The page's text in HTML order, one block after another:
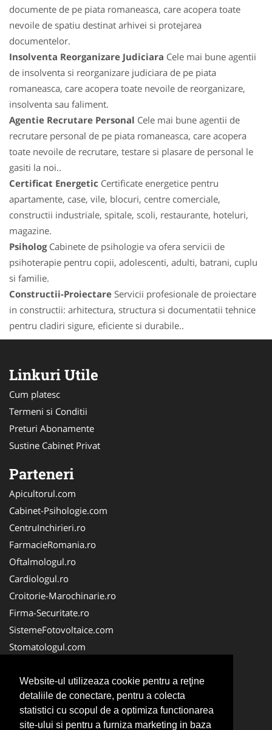
Website-ul utilizeaza cookie pentru a reţine
detaliile de conectare, pentru a colecta
statistici cu scopul de a optimiza functionarea
site-ului si pentru a furniza marketing in baza
documente de pe piata romaneasca, care acopera toate
nevoile de spatiu destinat arhivei si protejarea
documentelor.
Insolventa Reorganizare Judiciara Cele mai bune agentii
de insolventa si reorganizare judiciara de pe piata
romaneasca, care acopera toate nevoile de reorganizare,
insolventa sau faliment.
Agentie Recrutare Personal Cele mai bune agentii de
recrutare personal de pe piata romaneasca, care acopera
toate nevoile de recrutare, testare si plasare de personal le
gasiti la noi..
Certificat Energetic Certificate energetice pentru
apartamente, case, vile, blocuri, centre comerciale,
constructii industriale, spitale, scoli, restaurante, hoteluri,
magazine.
PsihologCabinete de psihologie va ofera servicii de
psihoterapie pentru copii, adolescenti, adulti, batrani, cuplu
si familie.
Constructii-Proiectare Servicii profesionale de proiectare
in constructii: arhitectura, structura si documentatii tehnice
pentru cladiri sigure, eficiente si durabile..
Linkuri Utile
Cum platesc
Termeni si Conditii
Preturi Abonamente
Sustine Cabinet Privat
Parteneri
Apicultorul.com
Cabinet-Psihologie.com
CentruInchirieri.ro
FarmacieRomania.ro
Oftalmologul.ro
Cardiologul.ro
Croitorie-Marochinarie.ro
Firma-Securitate.ro
SistemeFotovoltaice.com
Stomatologul.com
Birouri-Cadastru.ro
Cabinet-Individual.ro
CramaVinuri.ro